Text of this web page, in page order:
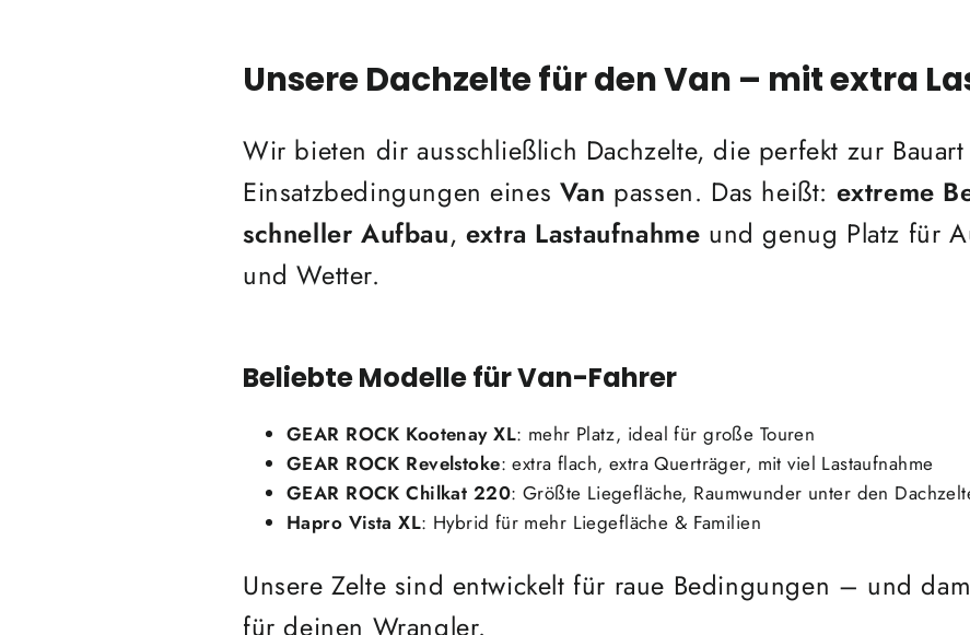
Unsere Dachzelte für den Van – mit extra
Wir bieten dir ausschließlich Dachzelte, die perfekt zur
Einsatzbedingungen eines Van passen. Das heißt: extreme
schneller Aufbau, extra Lastaufnahme und genug Platz für
und Wetter.
Beliebte Modelle für Van-Fahrer
GEAR ROCK Kootenay XL: mehr Platz, ideal für große Touren
GEAR ROCK Revelstoke: extra flach, extra Querträger, mit viel Lastaufnahme
GEAR ROCK Chilkat 220: Größte Liegefläche, Raumwunder unter den
Hapro Vista XL: Hybrid für mehr Liegefläche & Familien
Unsere Zelte sind entwickelt für raue Bedingungen – und
für deinen Wrangler.